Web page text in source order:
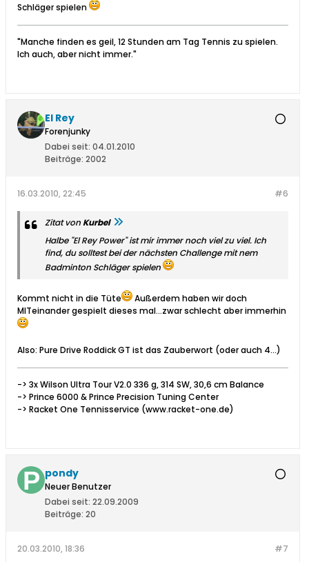
Schläger spielen
"Manche finden es geil, 12 Stunden am Tag Tennis zu spielen.
Ich auch, aber nicht immer."
El Rey
Forenjunky
Dabei seit: 04.01.2010
Beiträge: 2002
#6
16.03.2010, 22:45
Zitat vonKurbel
Halbe "El Rey Power" ist mir immer noch viel zu viel. Ich
find, du solltest bei der nächsten Challenge mit nem
Badminton Schläger spielen
Kommt nicht in die Tüte
Außerdem haben wir doch
MITeinander gespielt dieses mal...zwar schlecht aber immerhin
Also: Pure Drive Roddick GT ist das Zauberwort (oder auch 4...)
-> 3x Wilson Ultra Tour V2.0 336 g, 314 SW, 30,6 cm Balance
-> Prince 6000 & Prince Precision Tuning Center
-> Racket One Tennisservice (www.racket-one.de)
pondy
Neuer Benutzer
Dabei seit: 22.09.2009
Beiträge: 20
#7
20.03.2010, 18:36